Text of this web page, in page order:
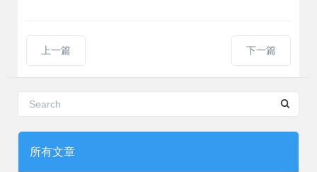
上一篇 下一篇
所有文章